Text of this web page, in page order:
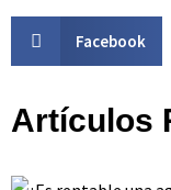
Facebook
Artículos